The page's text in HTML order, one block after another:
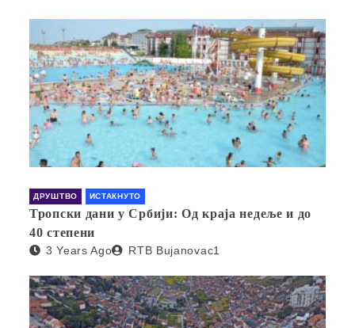
ДРУШТВО ИСТАКНУТО
Тропски дани у Србији: Од краја недеље и до
40 степени
3 Years Ago RTB Bujanovac1